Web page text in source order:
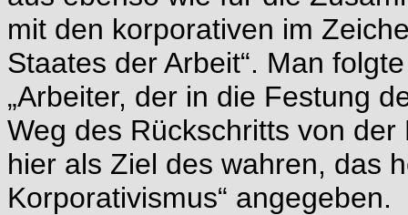
mit den korporativen im
Staates der Arbeit“. Man
„Arbeiter, der in die Festung
Weg des Rückschritts von
hier als Ziel des wahren, das
Korporativismus“ angegeben.